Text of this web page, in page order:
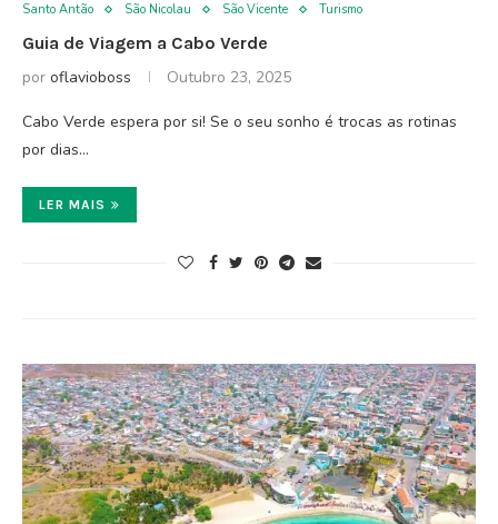
Santo Antão
São Nicolau São Vicente Turismo
Guia de Viagem a Cabo Verde
por oflavioboss Outubro 23, 2025
Cabo Verde espera por si! Se o seu sonho é trocas as rotinas
por dias…
LER MAIS